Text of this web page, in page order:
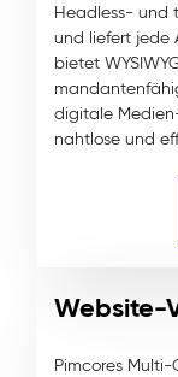
Headless- und
und liefert jede
bietet
digitale
nahtlose und
Website-
Pimcores